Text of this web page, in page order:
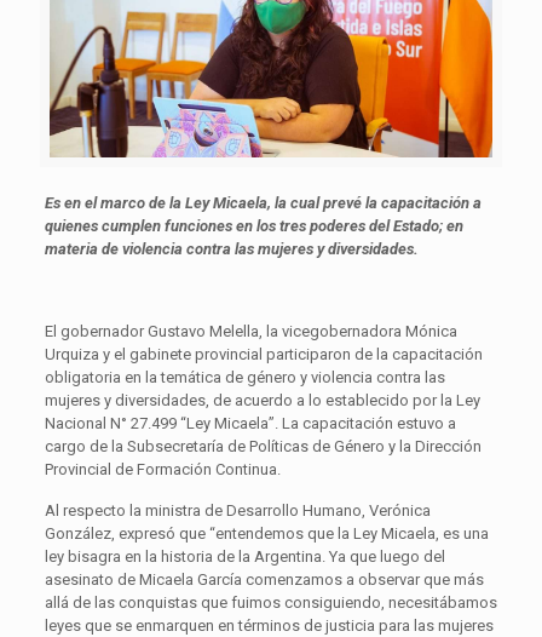
Es en el marco de la Ley Micaela, la cual prevé la capacitación a
quienes cumplen funciones en los tres poderes del Estado; en
materia de violencia contra las mujeres y diversidades.
El gobernador Gustavo Melella, la vicegobernadora Mónica
Urquiza y el gabinete provincial participaron de la capacitación
obligatoria en la temática de género y violencia contra las
mujeres y diversidades, de acuerdo a lo establecido por la Ley
Nacional N° 27.499 “Ley Micaela”. La capacitación estuvo a
cargo de la Subsecretaría de Políticas de Género y la Dirección
Provincial de Formación Continua.
Al respecto la ministra de Desarrollo Humano, Verónica
González, expresó que “entendemos que la Ley Micaela, es una
ley bisagra en la historia de la Argentina. Ya que luego del
asesinato de Micaela García comenzamos a observar que más
allá de las conquistas que fuimos consiguiendo, necesitábamos
leyes que se enmarquen en términos de justicia para las mujeres